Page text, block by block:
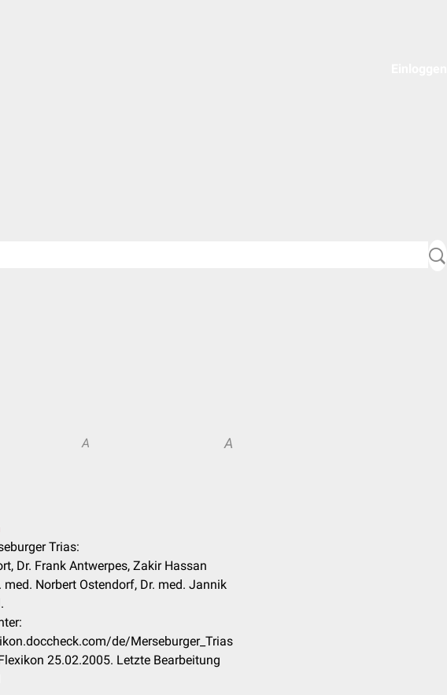
A A
Trias:
Dr. Frank Antwerpes, Zakir Hassan
med. Norbert Ostendorf, Dr. med. Jannik
de/Merseburger_Trias
25.02.2005. Letzte Bearbeitung